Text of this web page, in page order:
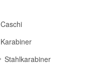
Caschi
Karabiner
Stahlkarabiner